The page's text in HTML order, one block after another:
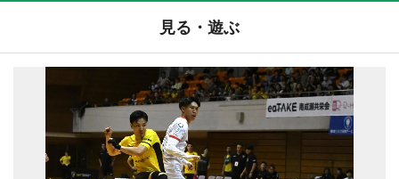
見る・遊ぶ